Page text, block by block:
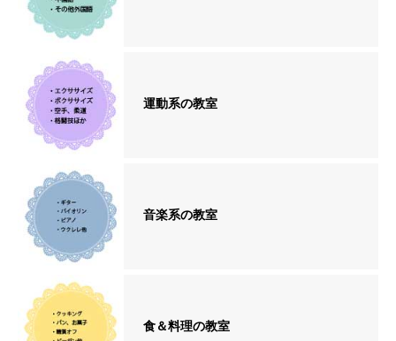
運動系の教室
音楽系の教室
食＆料理の教室